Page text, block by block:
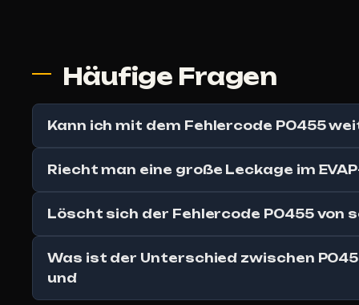
Häufige Fragen
Kann ich mit dem Fehlercode P0455
Riecht man eine große Leckage im
Löscht sich der Fehlercode P0455 von
Was ist der Unterschied zwischen
und